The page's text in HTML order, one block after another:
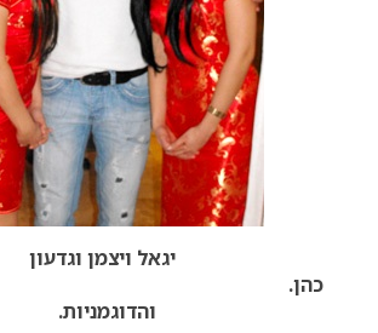
יגאל ויצמן וגדעון
כהן. יגאל
והדוגמניות.